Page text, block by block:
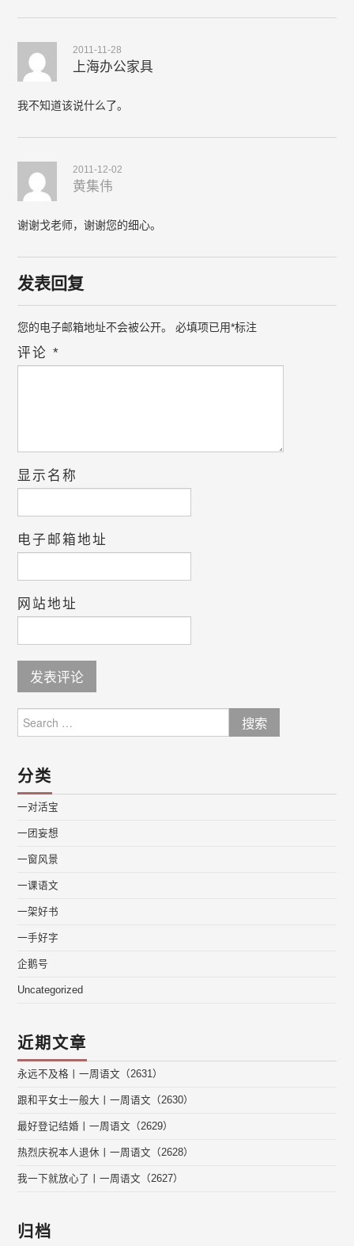
2011-11-28
上海办公家具
我不知道该说什么了。
2011-12-02
黄集伟
谢谢戈老师，谢谢您的细心。
发表回复
您的电子邮箱地址不会被公开。 必填项已用*标注
评论*
显示名称
电子邮箱地址
网站地址
for:
分类
一对活宝
一团妄想
一窗风景
一课语文
一架好书
一手好字
企鹅号
Uncategorized
近期文章
永远不及格丨一周语文（2631）
跟和平女士一般大丨一周语文（2630）
最好登记结婚丨一周语文（2629）
热烈庆祝本人退休丨一周语文（2628）
我一下就放心了丨一周语文（2627）
归档